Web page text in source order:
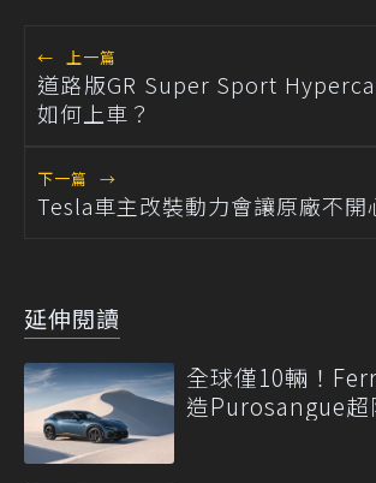
← 上一篇
道路版GR Super Sport
如何上車？
下一篇 →
Tesla車主改裝動力會讓原廠不開
延伸閱讀
全球僅10輛！
造Purosangue超